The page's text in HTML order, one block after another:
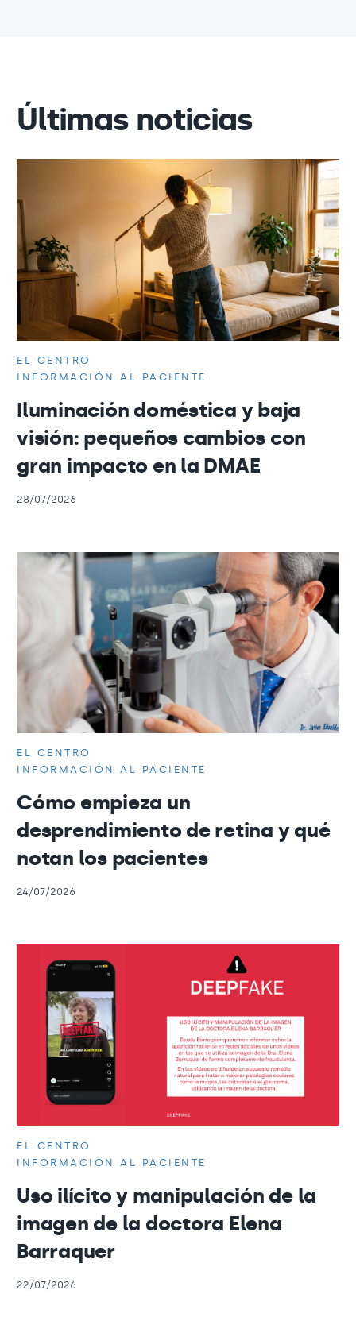
Últimas noticias
EL CENTRO
INFORMACIÓN AL PACIENTE
Iluminación doméstica y baja
visión: pequeños cambios con
gran impacto en la DMAE
28/07/2026
EL CENTRO
INFORMACIÓN AL PACIENTE
Cómo empieza un
desprendimiento de retina y qué
notan los pacientes
24/07/2026
EL CENTRO
INFORMACIÓN AL PACIENTE
Uso ilícito y manipulación de la
imagen de la doctora Elena
Barraquer
22/07/2026